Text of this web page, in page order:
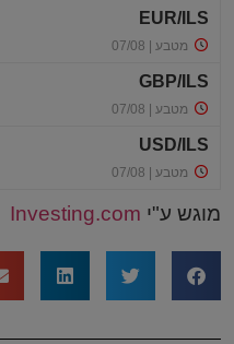
מוגש ע"י Investing.com